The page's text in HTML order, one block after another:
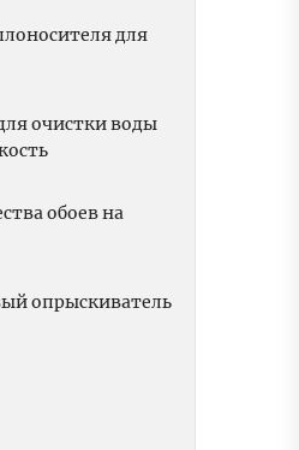
для
очистки воды
обоев на
опрыскиватель